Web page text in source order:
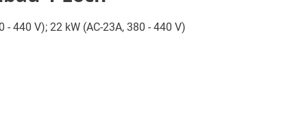
440 V); 22 kW (AC-23A, 380 - 440 V)